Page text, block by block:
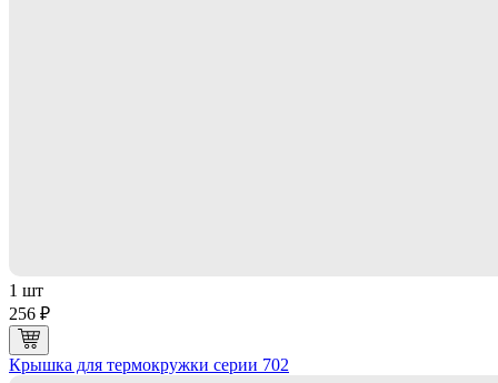
1 шт
256 ₽
Крышка для термокружки серии 702